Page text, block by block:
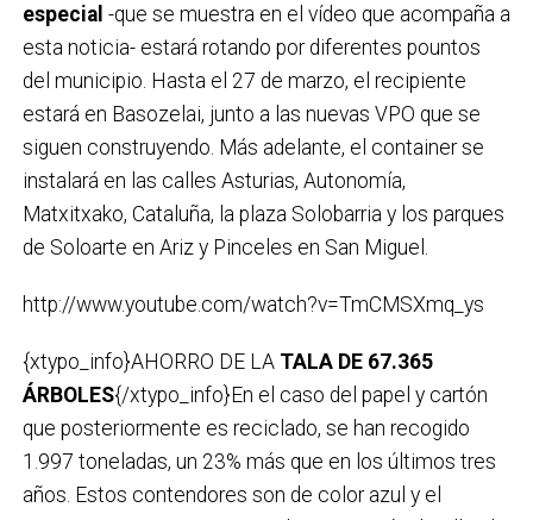
especial -que se muestra en el vídeo que acompaña a
esta noticia- estará rotando por diferentes pountos
del municipio. Hasta el 27 de marzo, el recipiente
estará en Basozelai, junto a las nuevas VPO que se
siguen construyendo. Más adelante, el container se
instalará en las calles Asturias, Autonomía,
Matxitxako, Cataluña, la plaza Solobarria y los parques
de Soloarte en Ariz y Pinceles en San Miguel.
http://www.youtube.com/watch?v=TmCMSXmq_ys
{xtypo_info}AHORRO DE LA TALA DE 67.365
ÁRBOLES{/xtypo_info}En el caso del papel y cartón
que posteriormente es reciclado, se han recogido
1.997 toneladas, un 23% más que en los últimos tres
años. Estos contendores son de color azul y el